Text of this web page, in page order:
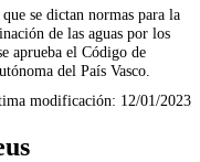
se dictan normas para la
de las aguas por los
aprueba el Código de
del País Vasco.
modificación: 12/01/2023